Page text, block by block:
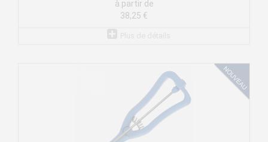
à partir de
38,25 €